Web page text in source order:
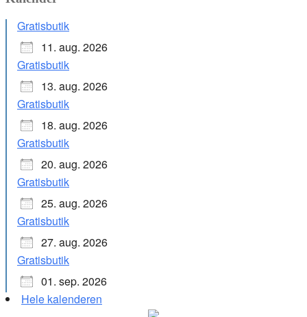
Gratisbutik
11. aug. 2026
Gratisbutik
13. aug. 2026
Gratisbutik
18. aug. 2026
Gratisbutik
20. aug. 2026
Gratisbutik
25. aug. 2026
Gratisbutik
27. aug. 2026
Gratisbutik
01. sep. 2026
Hele kalenderen